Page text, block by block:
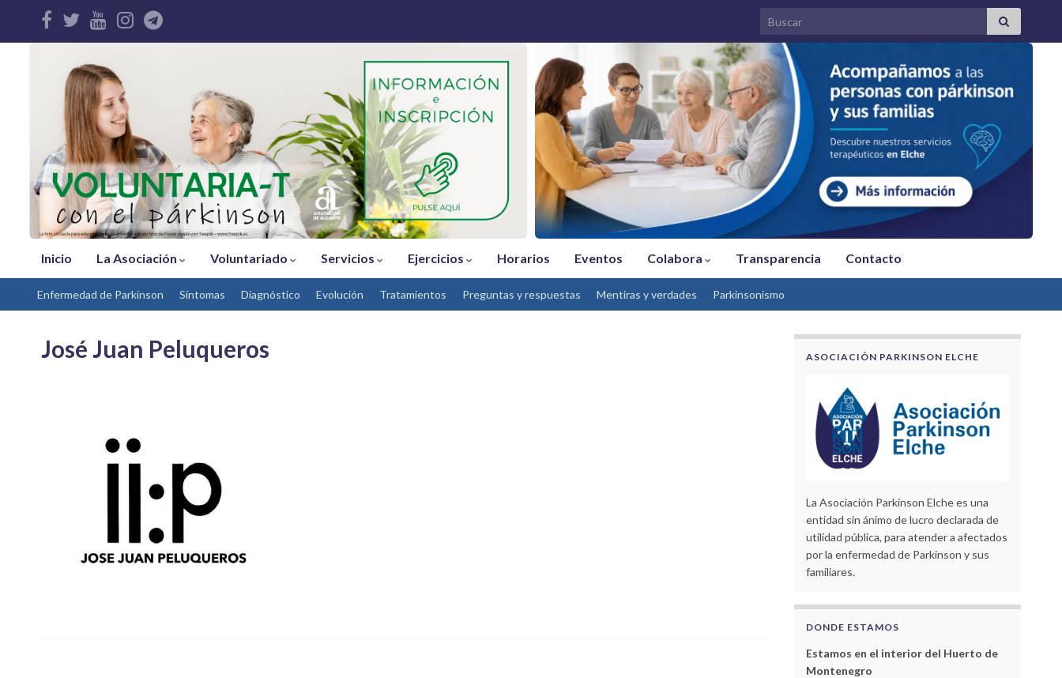
Search for:
Inicio La Asociación Voluntariado Servicios Ejercicios Horarios Eventos Colabora Transparencia Contacto
Enfermedad de Parkinson Síntomas Díagnóstico Evolución Tratamientos Preguntas y respuestas Mentiras y verdades Parkinsonismo
José Juan Peluqueros ASOCIACIÓN PARKINSON ELCHE
La Asociación Parkinson Elche es una
entidad sin ánimo de lucro declarada de
utilidad pública, para atender a afectados
por la enfermedad de Parkinson y sus
familiares.
DONDE ESTAMOS
Estamos en el interior del Huerto de
Montenegro